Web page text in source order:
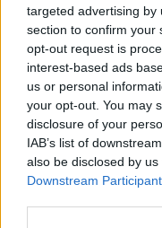
targeted advertising by
section to confirm your
opt-out request is
interest-based ads
us or personal
your opt-out. You may
disclosure of your
IAB’s list of
also be disclosed by
Downstream
NECROLOGIE